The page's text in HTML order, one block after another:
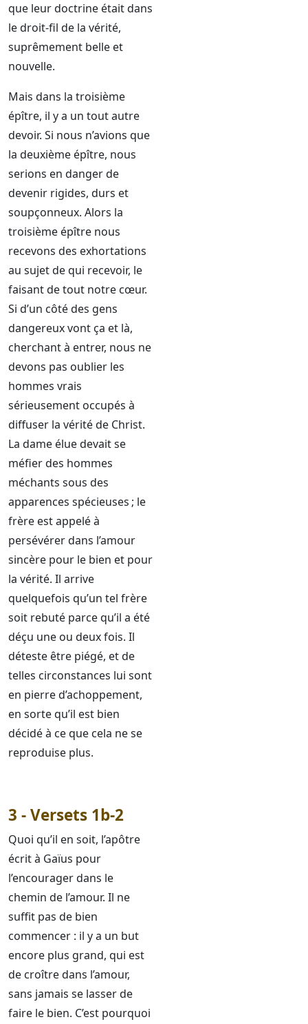
que leur doctrine était dans
le droit-fil de la vérité,
suprêmement belle et
nouvelle.
Mais dans la troisième
épître, il y a un tout autre
devoir. Si nous n’avions que
la deuxième épître, nous
serions en danger de
devenir rigides, durs et
soupçonneux. Alors la
troisième épître nous
recevons des exhortations
au sujet de qui recevoir, le
faisant de tout notre cœur.
Si d’un côté des gens
dangereux vont ça et là,
cherchant à entrer, nous ne
devons pas oublier les
hommes vrais
sérieusement occupés à
diffuser la vérité de Christ.
La dame élue devait se
méfier des hommes
méchants sous des
apparences spécieuses ; le
frère est appelé à
persévérer dans l’amour
sincère pour le bien et pour
la vérité. Il arrive
quelquefois qu’un tel frère
soit rebuté parce qu’il a été
déçu une ou deux fois. Il
déteste être piégé, et de
telles circonstances lui sont
en pierre d’achoppement,
en sorte qu’il est bien
décidé à ce que cela ne se
reproduise plus.
3 - Versets 1b-2
Quoi qu’il en soit, l’apôtre
écrit à Gaïus pour
l’encourager dans le
chemin de l’amour. Il ne
suffit pas de bien
commencer : il y a un but
encore plus grand, qui est
de croître dans l’amour,
sans jamais se lasser de
faire le bien. C’est pourquoi